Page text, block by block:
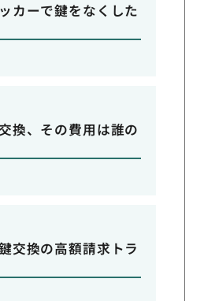
カーで鍵をなくした
換、その費用は誰の
交換の高額請求トラ